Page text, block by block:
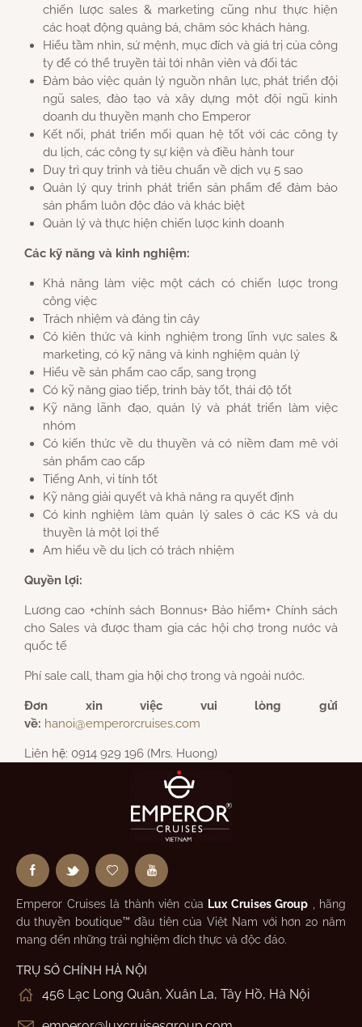
chiến lược sales & marketing cũng như thực hiện
các hoạt động quảng bá, chăm sóc khách hàng.
Hiểu tầm nhìn, sứ mệnh, mục đích và giá trị của công
ty để có thể truyền tải tới nhân viên và đối tác
Đảm bảo việc quản lý nguồn nhân lực, phát triển đội
ngũ sales, đào tạo và xây dựng một đội ngũ kinh
doanh du thuyền mạnh cho Emperor
Kết nối, phát triển mối quan hệ tốt với các công ty
du lịch, các công ty sự kiện và điều hành tour
Duy trì quy trinh và tiêu chuẩn về dịch vụ 5 sao
Quản lý quy trinh phát triển sản phẩm để đảm bảo
sản phẩm luôn độc đáo và khác biệt
Quản lý và thực hiện chiến lược kinh doanh
Các kỹ năng và kinh nghiệm:
Khả năng làm việc một cách có chiến lược trong
công việc
Trách nhiệm và đáng tin cây
Có kiên thức và kinh nghiệm trong lĩnh vực sales &
marketing, có kỹ năng và kinh nghiệm quản lý
Hiểu về sản phẩm cao cấp, sang trọng
Có kỹ năng giao tiếp, trinh bày tốt, thái độ tốt
Kỹ năng lãnh đạo, quản lý và phát triển làm việc
nhóm
Có kiến thức về du thuyền và có niềm đam mê với
sản phẩm cao cấp
Tiếng Anh, vi tính tốt
Kỹ năng giải quyết và khả năng ra quyết định
Có kinh nghiệm làm quản lý sales ở các KS và du
thuyền là một lợi thế
Am hiểu về du lịch có trách nhiệm
Quyền lợi:
Lương cao +chính sách Bonnus+ Bảo hiểm+ Chính sách
cho Sales và được tham gia các hội chợ trong nước và
quốc tế
Phí sale call, tham gia hội chợ trong và ngoài nước.
Đơn xin việc vui lòng gửi
về: hanoi@emperorcruises.com
Liên hệ: 0914 929 196 (Mrs. Huong)
Emperor Cruises là thành viên của Lux Cruises Group , hãng
du thuyền boutique™ đầu tiên của Việt Nam với hơn 20 năm
mang đến những trải nghiệm đích thực và độc đáo.
TRỤ SỞ CHÍNH HÀ NỘI
456 Lạc Long Quân, Xuân La, Tây Hồ, Hà Nội